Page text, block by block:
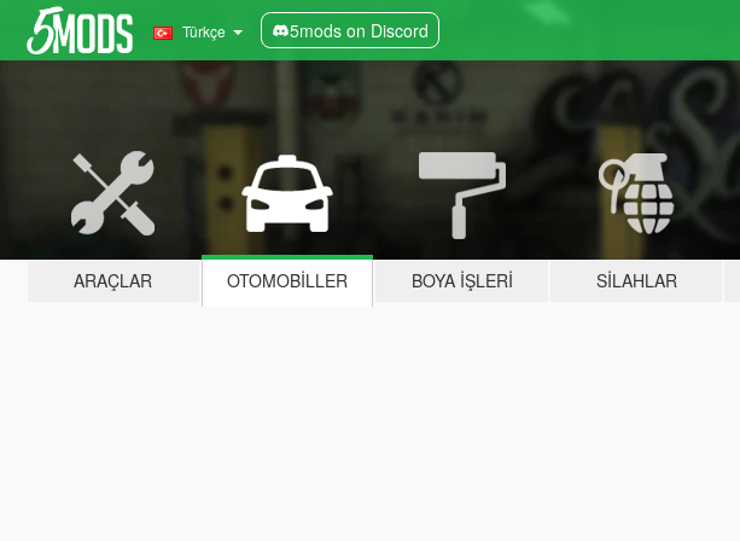
Türkçe 5mods on Discord
ARAÇLAR OTOMOBILLER BOYA İŞLERI SILAHLAR